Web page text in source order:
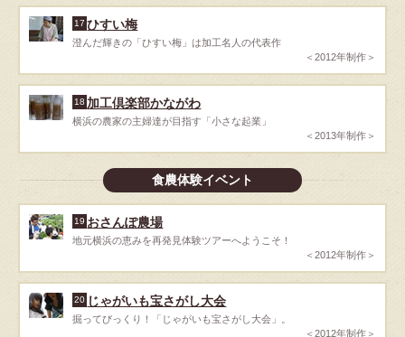
17 ひすい梅
澄んだ輝きの「ひすい梅」は加工名人の代表作
＜2012年制作＞
18 加工倶楽部かながわ
横浜の農家の主婦達が目指す「小さな起業」
＜2013年制作＞
食農体験イベント
19 おさんぽ農場
地元横浜の恵みを再発見体験ツアーへようこそ！
＜2012年制作＞
20 じゃがいも宝さがし大会
掘ってびっくり！「じゃがいも宝さがし大会」。
＜2012年制作＞